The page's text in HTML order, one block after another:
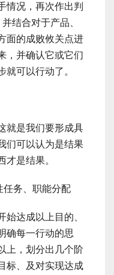
情况，再次作出判
结合对于产品、
面的成败攸关点进
，并确认它或它们
就可以行动了。
是我们要形成具
们可以认为是结果
才是结果。
务、职能分配
达成以上目的、
确每一行动的思
上，划分出几个阶
标、及对实现达成